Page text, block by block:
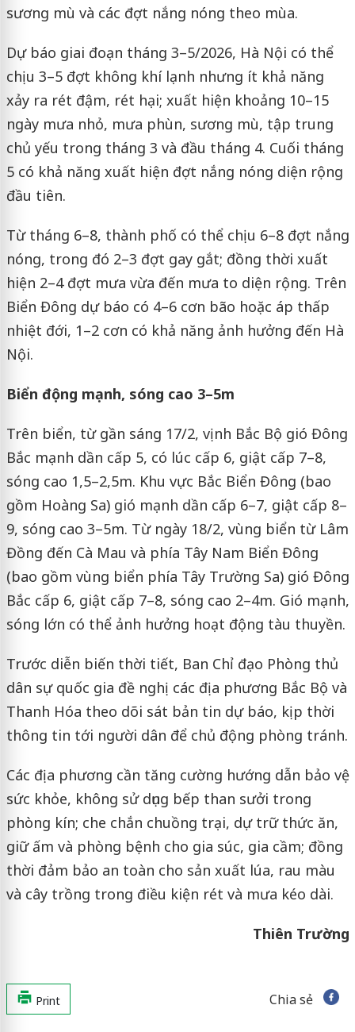
sương mù và các đợt nắng nóng theo mùa.
Dự báo giai đoạn tháng 3–5/2026, Hà Nội có thể
chịu 3–5 đợt không khí lạnh nhưng ít khả năng
xảy ra rét đậm, rét hại; xuất hiện khoảng 10–15
ngày mưa nhỏ, mưa phùn, sương mù, tập trung
chủ yếu trong tháng 3 và đầu tháng 4. Cuối tháng
5 có khả năng xuất hiện đợt nắng nóng diện rộng
đầu tiên.
Từ tháng 6–8, thành phố có thể chịu 6–8 đợt nắng
nóng, trong đó 2–3 đợt gay gắt; đồng thời xuất
hiện 2–4 đợt mưa vừa đến mưa to diện rộng. Trên
Biển Đông dự báo có 4–6 cơn bão hoặc áp thấp
nhiệt đới, 1–2 cơn có khả năng ảnh hưởng đến Hà
Nội.
Biển động mạnh, sóng cao 3–5m
Trên biển, từ gần sáng 17/2, vịnh Bắc Bộ gió Đông
Bắc mạnh dần cấp 5, có lúc cấp 6, giật cấp 7–8,
sóng cao 1,5–2,5m. Khu vực Bắc Biển Đông (bao
gồm Hoàng Sa) gió mạnh dần cấp 6–7, giật cấp 8–
9, sóng cao 3–5m. Từ ngày 18/2, vùng biển từ Lâm
Đồng đến Cà Mau và phía Tây Nam Biển Đông
(bao gồm vùng biển phía Tây Trường Sa) gió Đông
Bắc cấp 6, giật cấp 7–8, sóng cao 2–4m. Gió mạnh,
sóng lớn có thể ảnh hưởng hoạt động tàu thuyền.
Trước diễn biến thời tiết, Ban Chỉ đạo Phòng thủ
dân sự quốc gia đề nghị các địa phương Bắc Bộ và
Thanh Hóa theo dõi sát bản tin dự báo, kịp thời
thông tin tới người dân để chủ động phòng tránh.
Các địa phương cần tăng cường hướng dẫn bảo vệ
sức khỏe, không sử dụng bếp than sưởi trong
phòng kín; che chắn chuồng trại, dự trữ thức ăn,
giữ ấm và phòng bệnh cho gia súc, gia cầm; đồng
thời đảm bảo an toàn cho sản xuất lúa, rau màu
và cây trồng trong điều kiện rét và mưa kéo dài.
Thiên Trường
Print Chia sẻ